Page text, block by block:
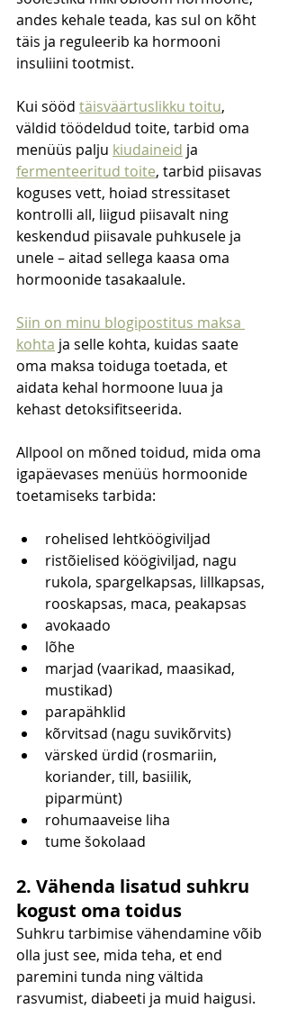
andes kehale teada, kas sul on kõht
täis ja reguleerib ka hormooni
insuliini tootmist.
Kui sööd täisväärtuslikku toitu,
väldid töödeldud toite, tarbid oma
menüüs palju kiudaineid ja
fermenteeritud toite, tarbid piisavas
koguses vett, hoiad stressitaset
kontrolli all, liigud piisavalt ning
keskendud piisavale puhkusele ja
unele – aitad sellega kaasa oma
hormoonide tasakaalule.
Siin on minu blogipostitus maksa
kohta ja selle kohta, kuidas saate
oma maksa toiduga toetada, et
aidata kehal hormoone luua ja
kehast detoksifitseerida.
Allpool on mõned toidud, mida oma
igapäevases menüüs hormoonide
toetamiseks tarbida:
rohelised lehtköögiviljad
ristõielised köögiviljad, nagu
rukola, spargelkapsas, lillkapsas,
rooskapsas, maca, peakapsas
avokaado
lõhe
marjad (vaarikad, maasikad,
mustikad)
parapähklid
kõrvitsad (nagu suvikõrvits)
värsked ürdid (rosmariin,
koriander, till, basiilik,
piparmünt)
rohumaaveise liha
tume šokolaad
2. Vähenda lisatud suhkru
kogust oma toidus
Suhkru tarbimise vähendamine võib
olla just see, mida teha, et end
paremini tunda ning vältida
rasvumist, diabeeti ja muid haigusi.